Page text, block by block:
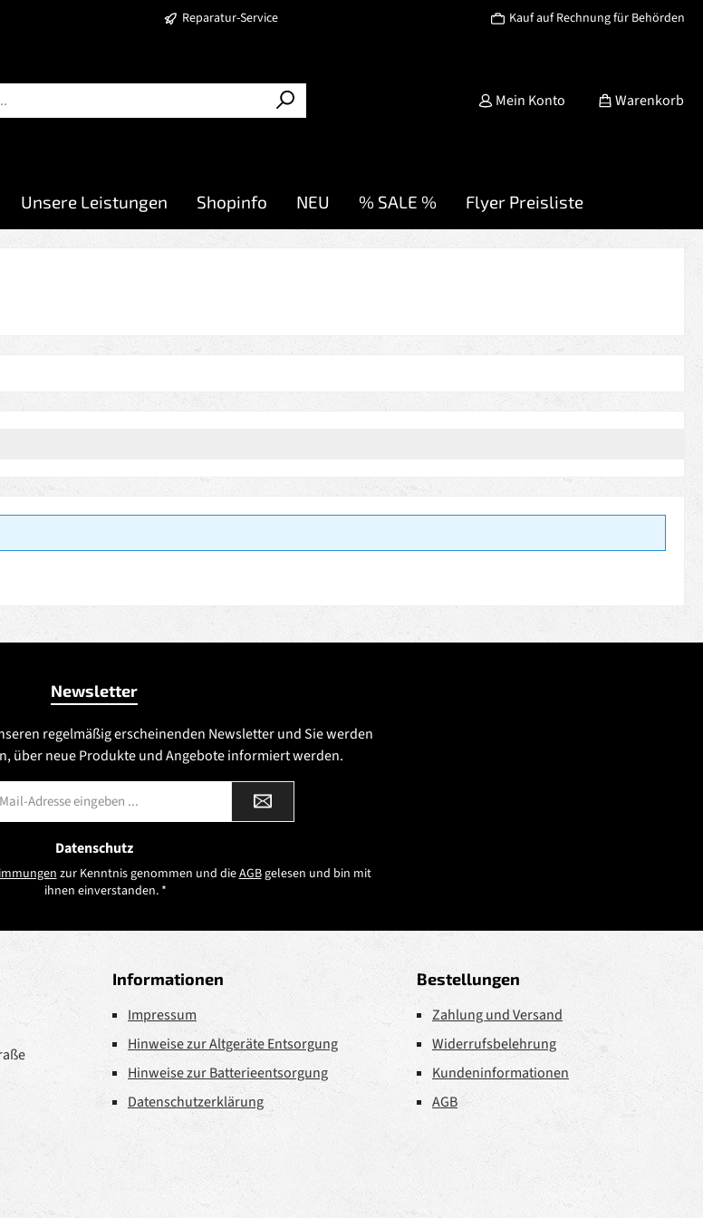
Reparatur-Service Kauf auf Rechnung für Behörden
Mein Konto Warenkorb
Unsere Leistungen Shopinfo NEU % SALE % Flyer Preisliste
Newsletter
regelmäßig erscheinenden Newsletter und Sie werden
über neue Produkte und Angebote informiert werden.
Datenschutz
zur Kenntnis genommen und dieAGBgelesen und bin mit
ihnen einverstanden. *
Informationen
Impressum
Hinweise zur Altgeräte Entsorgung
Hinweise zur Batterieentsorgung
Datenschutzerklärung
Bestellungen
Zahlung und Versand
Widerrufsbelehrung
Kundeninformationen
AGB